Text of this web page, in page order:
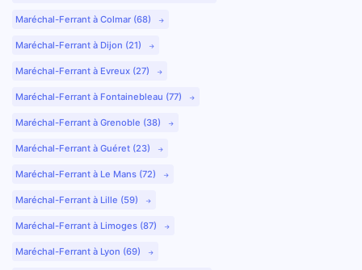
Maréchal-Ferrant à Colmar (68)
Maréchal-Ferrant à Dijon (21)
Maréchal-Ferrant à Evreux (27)
Maréchal-Ferrant à Fontainebleau (77)
Maréchal-Ferrant à Grenoble (38)
Maréchal-Ferrant à Guéret (23)
Maréchal-Ferrant à Le Mans (72)
Maréchal-Ferrant à Lille (59)
Maréchal-Ferrant à Limoges (87)
Maréchal-Ferrant à Lyon (69)